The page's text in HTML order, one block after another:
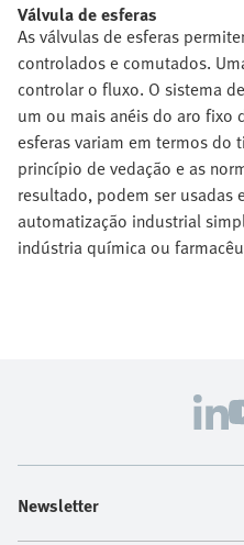
Válvula de esferas
As válvulas de esferas
controlados e comutados.
controlar o fluxo. O sistema
um ou mais anéis do aro fixo
esferas variam em termos do
princípio de vedação e as
resultado, podem ser usadas
automatização industrial
indústria química ou
Newsletter